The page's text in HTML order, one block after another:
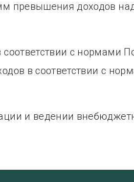
превышения доходов
с нормами
в соответствии с
и ведении